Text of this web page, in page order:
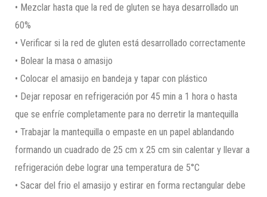
• Mezclar hasta que la red de gluten se haya desarrollado un
60%
• Verificar si la red de gluten está desarrollado correctamente
• Bolear la masa o amasijo
• Colocar el amasijo en bandeja y tapar con plástico
• Dejar reposar en refrigeración por 45 min a 1 hora o hasta
que se enfríe completamente para no derretir la mantequilla
• Trabajar la mantequilla o empaste en un papel ablandando
formando un cuadrado de 25 cm x 25 cm sin calentar y llevar a
refrigeración debe lograr una temperatura de 5°C
• Sacar del frio el amasijo y estirar en forma rectangular debe